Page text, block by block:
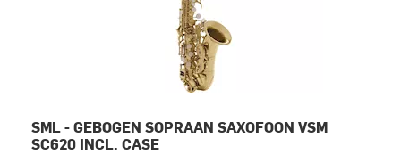
SML - GEBOGEN SOPRAAN SAXOFOON VSM
SC620 INCL. CASE